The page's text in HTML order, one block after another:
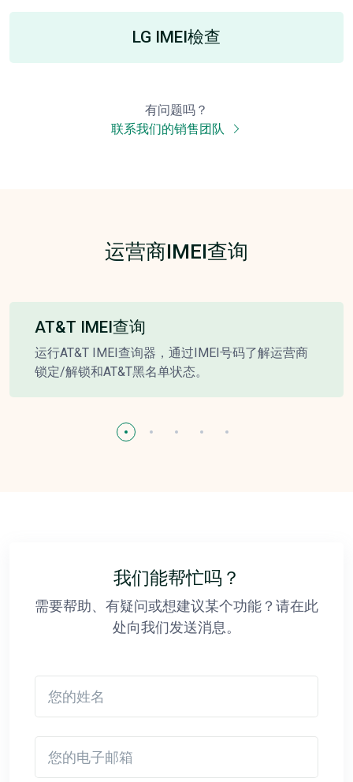
LG IMEI檢查
有问题吗？
联系我们的销售团队
运营商IMEI查询
AT&T IMEI查询
运行AT&T IMEI查询器，通过IMEI号码了解运营商
锁定/解锁和AT&T黑名单状态。
我们能帮忙吗？
需要帮助、有疑问或想建议某个功能？请在此
处向我们发送消息。